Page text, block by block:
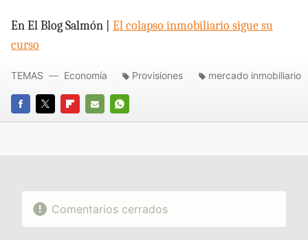
En El Blog Salmón | El colapso inmobiliario sigue su
curso
FACEBOOK
TWITTERFLIPBOARD
E-
WHATSAPP
TEMAS Economía Provisiones mercado inmobiliario
Comentarios cerrados